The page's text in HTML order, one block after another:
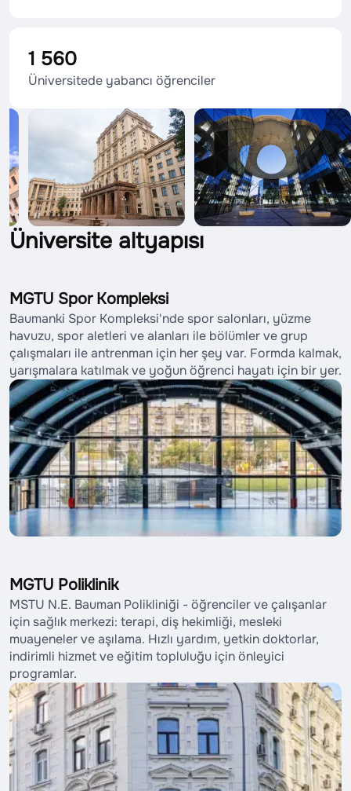
1 560
Üniversitede yabancı öğrenciler
Üniversite altyapısı
MGTU Spor Kompleksi
Baumanki Spor Kompleksi'nde spor salonları, yüzme
havuzu, spor aletleri ve alanları ile bölümler ve grup
çalışmaları ile antrenman için her şey var. Formda kalmak,
yarışmalara katılmak ve yoğun öğrenci hayatı için bir yer.
MGTU Poliklinik
MSTU N.E. Bauman Polikliniği - öğrenciler ve çalışanlar
için sağlık merkezi: terapi, diş hekimliği, mesleki
muayeneler ve aşılama. Hızlı yardım, yetkin doktorlar,
indirimli hizmet ve eğitim topluluğu için önleyici
programlar.